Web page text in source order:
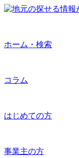
ホーム・検索
コラム
はじめての方
事業主の方